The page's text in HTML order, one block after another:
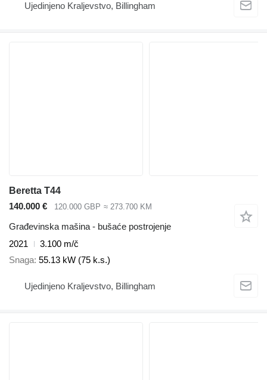
Ujedinjeno Kraljevstvo, Billingham
Beretta T44
140.000 €
120.000 GBP ≈ 273.700 KM
Građevinska mašina - bušaće postrojenje
2021
3.100 m/č
Snaga 55.13 kW (75 k.s.)
Ujedinjeno Kraljevstvo, Billingham